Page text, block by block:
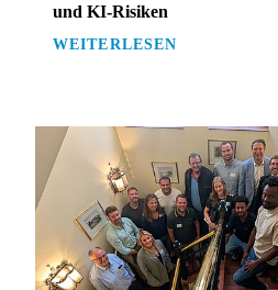
und KI-Risiken
WEITERLESEN